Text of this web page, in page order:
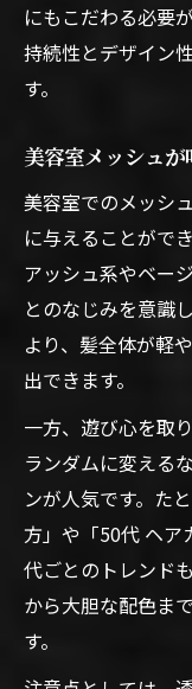
にもこだわる必要
持続性とデザイン
す。
美容室メッシュ
美容室でのメッシ
に与えることがで
アッシュ系やベー
とのなじみを意識
より、髪全体が軽
出できます。
一方、遊び心を取
ランダムに変える
ンが人気です。た
方」や「50代 ヘア
代ごとのトレンド
から大胆な配色ま
す。